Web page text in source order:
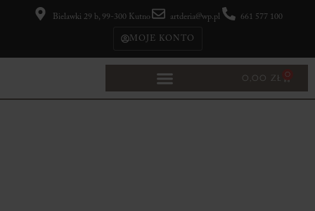
MOJE KONTO
Bielawki 29 b, 99-300 Kutno artderia@wp.pl 661 577 100
0,00 ZŁ 0